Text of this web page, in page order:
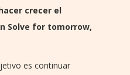
crecer el
Solve for tomorrow,
es continuar